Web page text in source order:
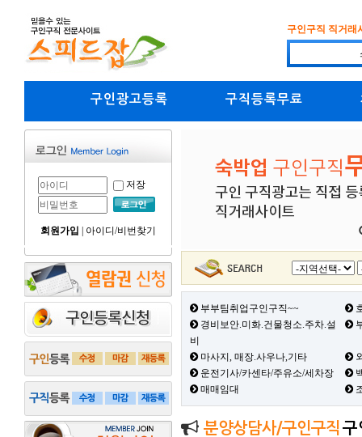
구인구직 직거래
구인광고등록 구직등록무료
저장
회원가입 아이디/비번찾기
부부팀취업구인구직~~
경비보안.미화.건물청소.주차.설
비
마사지, 매장.사우나,기타
운전기사/카센타/주유소/세차장
매매임대
분양상담사/구인구직 구